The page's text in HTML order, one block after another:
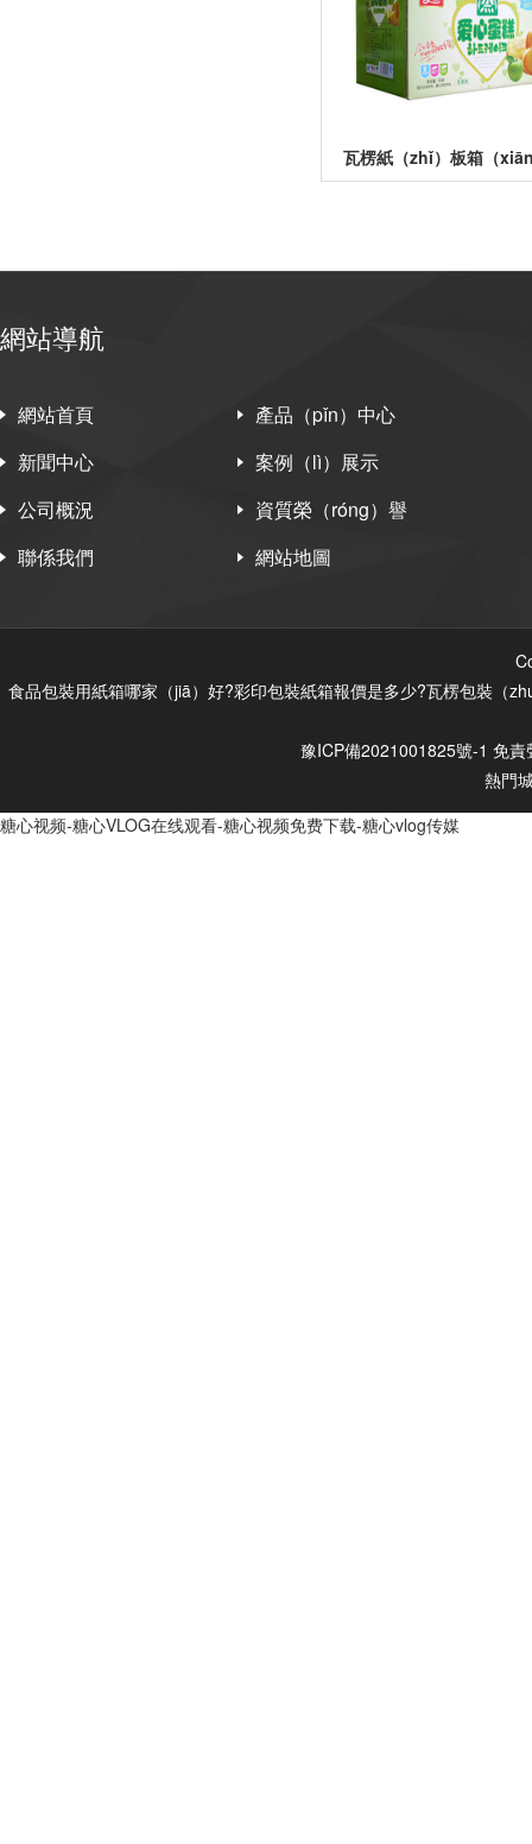
瓦楞紙（zhǐ）板箱（
網站導航
網站首頁
產品（pǐn）中心
新聞中心
案例（lì）展示
公司概況
資質榮（róng）譽
聯係我們
網站地圖
食品包裝用紙箱哪家（jiā）好?彩印包裝紙箱報價是多少?瓦楞包裝（
豫ICP備2021001825號-1 免責
熱門
糖心视频-糖心VLOG在线观看-糖心视频免费下载-糖心vlog传媒